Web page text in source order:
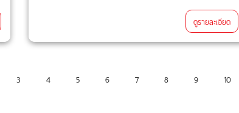
ดูรายละเอียด
3 4 5 6 7 8 9 10